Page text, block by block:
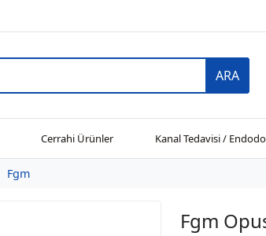
ARA
Cerrahi Ürünler Kanal Tedavisi /
Fgm
Fgm